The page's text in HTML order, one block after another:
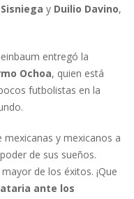
y Duilio Davino,
entregó la
Ochoa, quien está
futbolistas en la
mexicanas y mexicanos a
de sus sueños.
de los éxitos. ¡Que
ante los